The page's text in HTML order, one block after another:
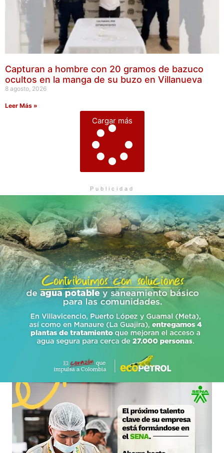
Capturan a hombre con 20 gramos de bazuco
ocultos en la manga de su buzo en Villanueva
8 agosto, 2026
Leer Más »
Cargar más
Publicidad